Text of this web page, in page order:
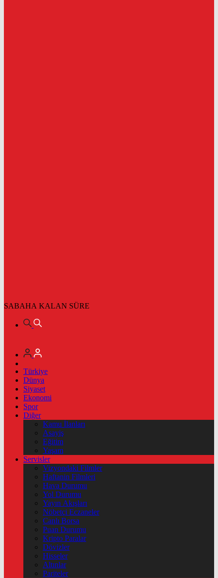
SABAHA KALAN SÜRE
Türkiye
Dünya
Siyaset
Ekonomi
Spor
Diğer
Kamu İlanları
Asayiş
Eğitim
Yaşam
Servisler
Vizyondaki Filmler
Haftanin Filmleri
Hava Durumu
Yol Durumu
Yayın Akışları
Nöbetçi Eczaneler
Canlı Borsa
Puan Durumu
Kripto Paralar
Dövizler
Hisseler
Altınlar
Pariteler